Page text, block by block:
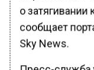
о затягивании
сообщает
Sky News.